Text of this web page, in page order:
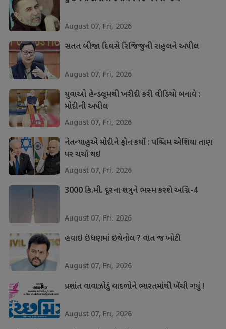
August 07, Fri, 2026
સતત બીજા દિવસે રિજિજુની રાહુલને અપીલ
August 07, Fri, 2026
યુવાઓ હેન્ડલૂમથી ખરીદી કરી વીડિયો બનાવે :
મોદીની અપીલ
August 07, Fri, 2026
નેતન્યાહુએ મોદીને ફોન કર્યો : પશ્ચિમ એશિયા તાણ
પર ચર્ચા થઇ
August 07, Fri, 2026
3000 કિ.મી. દૂરના શત્રુને ભસ્મ કરશે અગ્નિ-4
August 07, Fri, 2026
હવાઇ ઇંધણમાં ઇથેનોલ ? વાત જ ખોટી
August 07, Fri, 2026
પ્રશાંત વાવાઝોડું વાદળોને ભારતમાંથી ખેંચી ગયું !
August 07, Fri, 2026